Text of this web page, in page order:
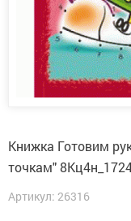
Книжка Готовим
точкам"
Артикул: 26316